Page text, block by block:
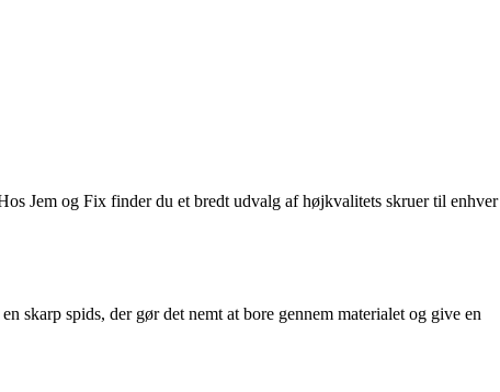
Jem og Fix finder du et bredt udvalg af højkvalitets skruer til enhver
skarp spids, der gør det nemt at bore gennem materialet og give en